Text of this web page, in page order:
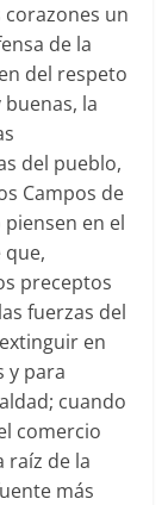
un
de la
del respeto
la
del pueblo,
Campos de
en el
preceptos
fuerzas del
en
y para
cuando
comercio
de la
más